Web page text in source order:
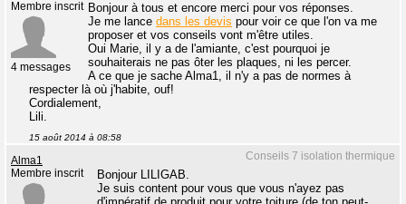
Membre inscrit
4 messages
Bonjour à tous et encore merci pour vos réponses.
Je me lance dans les devis pour voir ce que l'on va me
proposer et vos conseils vont m'être utiles.
Oui Marie, il y a de l'amiante, c'est pourquoi je
souhaiterais ne pas ôter les plaques, ni les percer.
A ce que je sache Alma1, il n'y a pas de normes à
respecter là où j'habite, ouf!
Cordialement,
Lili.
15 août 2014 à 08:58
Conseils 7 isolation thermique
Alma1
Membre inscrit
Bonjour LILIGAB.
Je suis content pour vous que vous n'ayez pas